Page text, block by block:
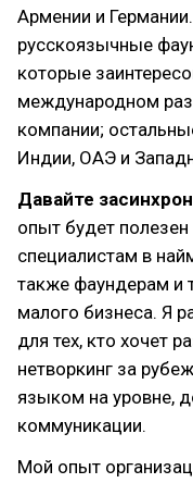
Армении и
русскоязычные
которые
международном
компании;
Индии, ОАЭ и
Давайте
опыт будет
специалистам в
также фаундерам и
малого бизнеса. Я
для тех, кто хочет
нетворкинг за
языком на уровне,
коммуникации.
Мой опыт